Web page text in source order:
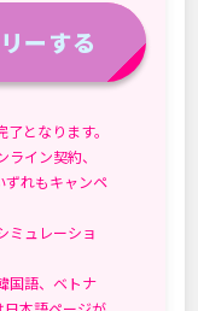
ーする
となります。
イン契約、
ずれもキャンペ
ミュレーショ
国語、ベトナ